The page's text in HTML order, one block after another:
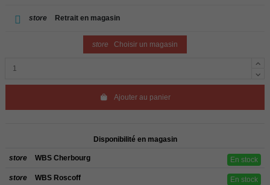
store Retrait en magasin
store Choisir un magasin
Ajouter au panier
Disponibilité en magasin
store WBS Cherbourg En stock
store WBS Roscoff En stock